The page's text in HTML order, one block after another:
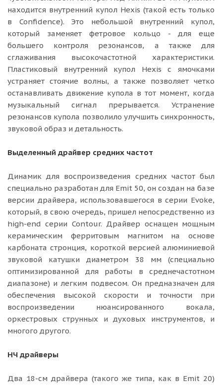
находится внутренний купол Hexis (такой есть только
в Confidence). Это небольшой внутренний купол,
который заменяет фетровое кольцо - для еще
большего контроля резонансов, а также для
сглаживания высокочастотной характеристики.
Пластиковый внутренний купол Hexis с ямочками
устраняет стоячие волны, а также позволяет четко
останавливать движение купола в тот момент, когда
музыкальный сигнал прерывается. Устранение
резонансов купола позволило улучшить синхронность,
звуковой образ и детальность.
Выделенный драйвер средних частот
Динамик для воспроизведения средних частот был
специально разработан для Emit 50, он создан на базе
версии драйвера, использовавшегося в серии Evoke,
который, в свою очередь, пришел непосредственно из
high-end серии Contour. Драйвер оснащен мощным
керамическим ферритовым магнитом на основе
карбоната стронция, короткой версией алюминиевой
звуковой катушки диаметром 38 мм (специально
оптимизированной для работы в среднечастотном
диапазоне) и легким подвесом. Он предназначен для
обеспечения высокой скорости и точности при
воспроизведении нюансированного вокала,
оркестровых струнных и духовых инструментов, и
многого другого.
НЧ драйверы
Два 18-см драйвера (такого же типа, как в Emit 20)